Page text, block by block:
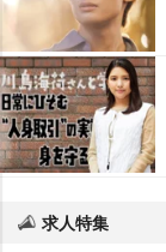
求人特集